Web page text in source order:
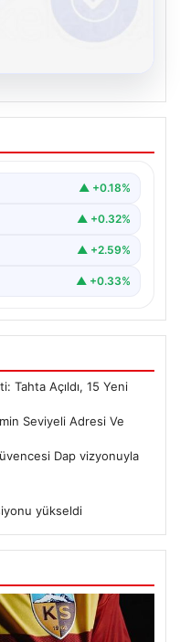
İletişimin
Deneyimi
Güncel
▲ +0.18%
▲ +0.32%
▲ +2.59%
▲ +0.33%
Tahta Açıldı, 15 Yeni
Seviyeli Adresi Ve
Dap vizyonuyla
yükseldi